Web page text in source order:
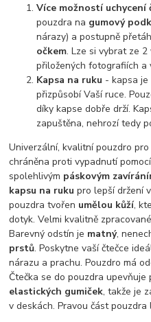
Více možností uchycení
pouzdra na gumový
nárazy) a postupně
očkem. Lze si vybrat ze
přiložených fotografiích a
Kapsa na ruku - kapsa je
přizpůsobí Vaší ruce.
díky kapse dobře drží.
zapuštěna, nehrozí tedy
Univerzální, kvalitní pouzdro
chráněna proti vypadnutí
spolehlivým páskovým
kapsu na ruku pro lepší držení
pouzdra tvořen umělou kůží,
dotyk. Velmi kvalitně
Barevný odstín je matný,
prstů. Poskytne vaší čtečce
nárazu a prachu. Pouzdro má
Čtečka se do pouzdra upevňuje
elastických gumiček, takže je
v deskách. Pravou část